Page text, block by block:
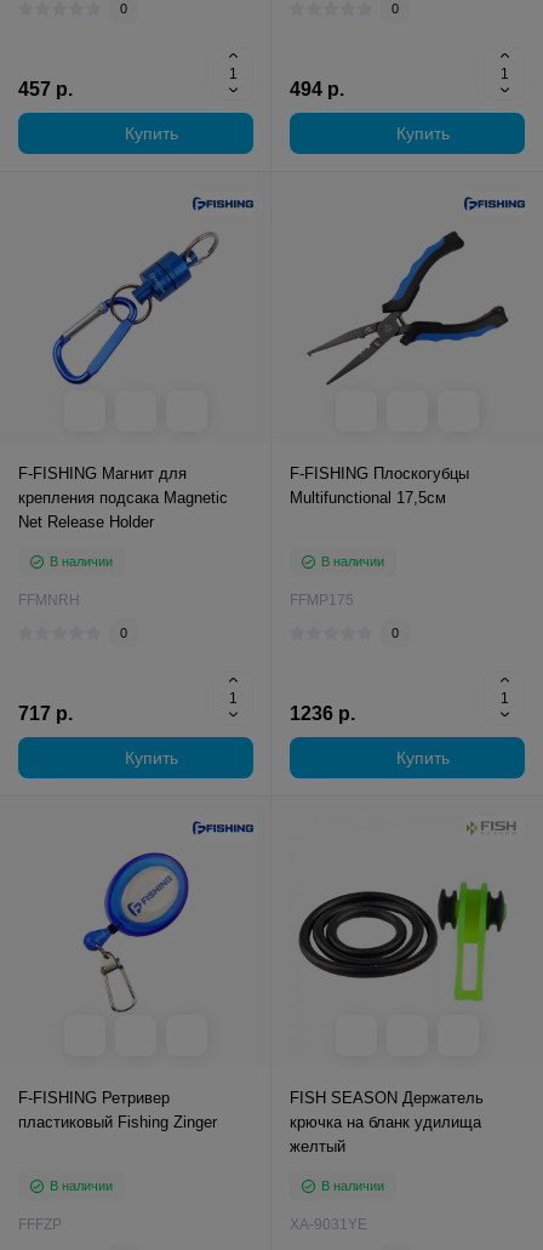
0
457 р.
Купить
0
494 р.
Купить
F-FISHING Магнит для
крепления подсака Magnetic
Net Release Holder
В наличии
FFMNRH
0
717 р.
Купить
F-FISHING Плоскогубцы
Multifunctional 17,5см
В наличии
FFMP175
0
1236 р.
Купить
F-FISHING Ретривер
пластиковый Fishing Zinger
В наличии
FFFZP
FISH SEASON Держатель
крючка на бланк удилища
желтый
В наличии
XA-9031YE